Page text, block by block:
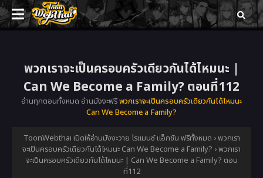
พวกเราจะเป็นครอบครัวเดียวกันได้ไหมนะ |
Can We Become a Family? ตอนที่112
อ่านทุกตอนทั้งหมด อ่านมังงะฟรีพวกเราจะเป็นครอบครัวเดียวกันได้ไหมนะ
Can We Become a Family?
ToonWebthai เปิดให้อ่านมังงะวาย โรแมนซ์ แอ็กชัน ฟรีทั้งหมด ›พวกเรา
จะเป็นครอบครัวเดียวกันได้ไหมนะ Can We Become a Family? ›พวกเรา
จะเป็นครอบครัวเดียวกันได้ไหมนะ | Can We Become a Family? ตอน
ที่112